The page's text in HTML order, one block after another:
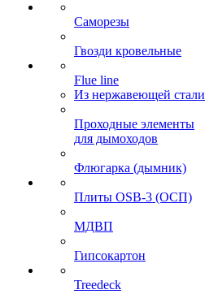
Саморезы
Гвозди кровельные
Flue line
Из нержавеющей стали
Проходные элементы
для дымоходов
Флюгарка (дымник)
Плиты OSB-3 (ОСП)
МДВП
Гипсокартон
Treedeck